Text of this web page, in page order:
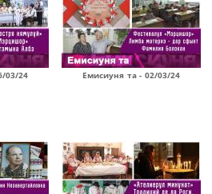
03/24 Емисиуня та - 02/03/24